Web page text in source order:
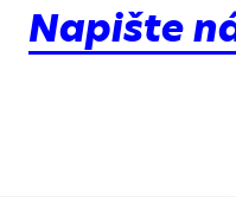
Napište